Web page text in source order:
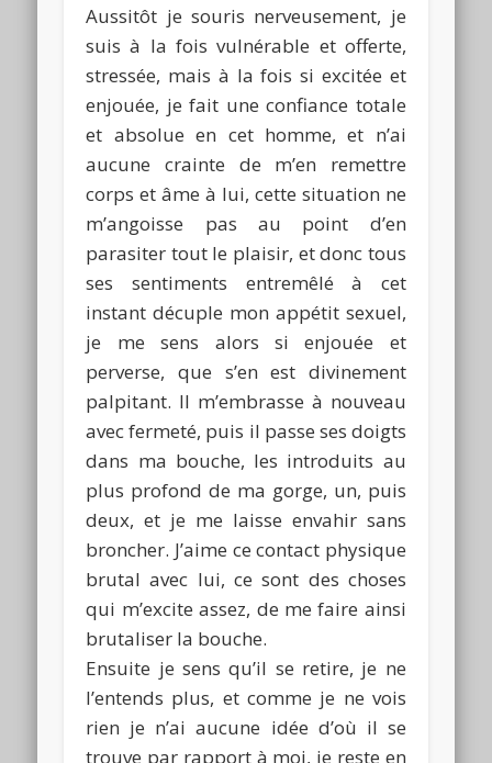
Aussitôt je souris nerveusement, je
suis à la fois vulnérable et offerte,
stressée, mais à la fois si excitée et
enjouée, je fait une confiance totale
et absolue en cet homme, et n’ai
aucune crainte de m’en remettre
corps et âme à lui, cette situation ne
m’angoisse pas au point d’en
parasiter tout le plaisir, et donc tous
ses sentiments entremêlé à cet
instant décuple mon appétit sexuel,
je me sens alors si enjouée et
perverse, que s’en est divinement
palpitant. Il m’embrasse à nouveau
avec fermeté, puis il passe ses doigts
dans ma bouche, les introduits au
plus profond de ma gorge, un, puis
deux, et je me laisse envahir sans
broncher. J’aime ce contact physique
brutal avec lui, ce sont des choses
qui m’excite assez, de me faire ainsi
brutaliser la bouche.
Ensuite je sens qu’il se retire, je ne
l’entends plus, et comme je ne vois
rien je n’ai aucune idée d’où il se
trouve par rapport à moi, je reste en